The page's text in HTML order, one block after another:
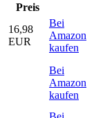
Preis
16,98
EUR
Bei
Amazon
kaufen
Bei
Amazon
kaufen